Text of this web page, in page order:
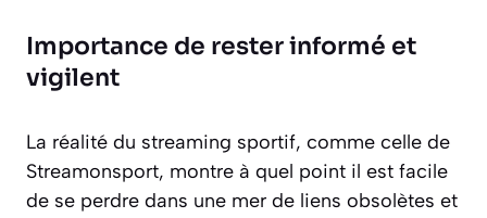
Importance de rester informé et
vigilent
La réalité du streaming sportif, comme celle de
Streamonsport, montre à quel point il est facile
de se perdre dans une mer de liens obsolètes et